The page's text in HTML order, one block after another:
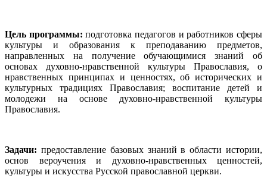
Цель программы: подготовка педагогов и работников сферы
культуры и образования к преподаванию предметов,
направленных на получение обучающимися знаний об
основах духовно-нравственной культуры Православия, о
нравственных принципах и ценностях, об исторических и
культурных традициях Православия; воспитание детей и
молодежи на основе духовно-нравственной культуры
Православия.
Задачи: предоставление базовых знаний в области истории,
основ вероучения и духовно-нравственных ценностей,
культуры и искусства Русской православной церкви.